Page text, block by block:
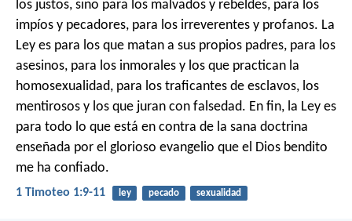
los justos, sino para los malvados y rebeldes, para los
impíos y pecadores, para los irreverentes y profanos. La
Ley es para los que matan a sus propios padres, para los
asesinos, para los inmorales y los que practican la
homosexualidad, para los traficantes de esclavos, los
mentirosos y los que juran con falsedad. En fin, la Ley es
para todo lo que está en contra de la sana doctrina
enseñada por el glorioso evangelio que el Dios bendito
me ha confiado.
1 Timoteo 1:9-11 ley pecado sexualidad